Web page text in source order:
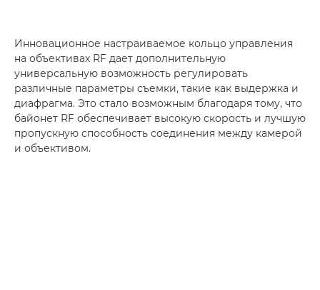
Инновационное настраиваемое кольцо управления
на объективах RF дает дополнительную
универсальную возможность регулировать
различные параметры съемки, такие как выдержка и
диафрагма. Это стало возможным благодаря тому, что
байонет RF обеспечивает высокую скорость и лучшую
пропускную способность соединения между камерой
и объективом.